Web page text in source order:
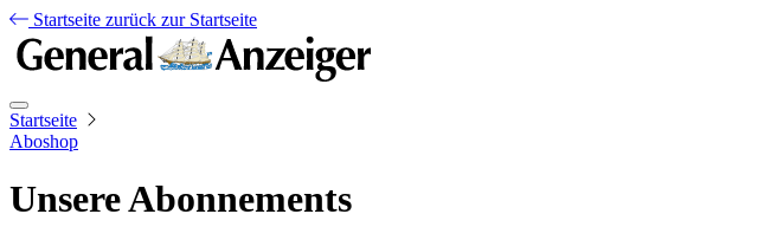
Startseite zurück zur Startseite
Startseite
Aboshop
Unsere Abonnements